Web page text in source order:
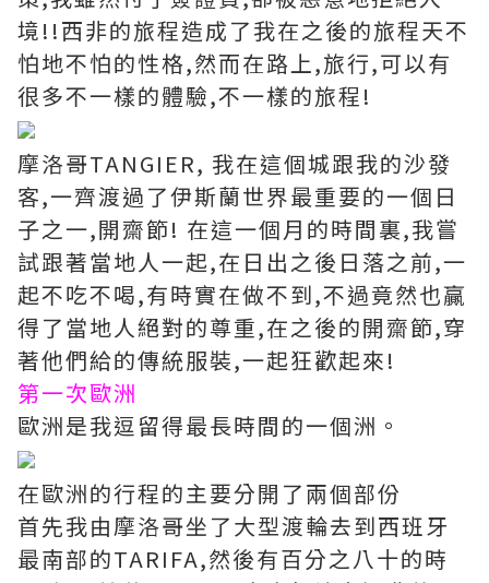
境!!西非的旅程造成了我在之後的旅程天不
怕地不怕的性格,然而在路上,旅行,可以有
很多不一樣的體驗,不一樣的旅程!
摩洛哥TANGIER, 我在這個城跟我的沙發
客,一齊渡過了伊斯蘭世界最重要的一個日
子之一,開齋節! 在這一個月的時間裏,我嘗
試跟著當地人一起,在日出之後日落之前,一
起不吃不喝,有時實在做不到,不過竟然也贏
得了當地人絕對的尊重,在之後的開齋節,穿
著他們給的傳統服裝,一起狂歡起來!
第一次歐洲
歐洲是我逗留得最長時間的一個洲。
在歐洲的行程的主要分開了兩個部份
首先我由摩洛哥坐了大型渡輪去到西班牙
最南部的TARIFA,然後有百分之八十的時